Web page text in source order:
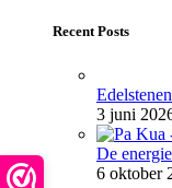
Recent Posts
3 juni
De
6 oktober